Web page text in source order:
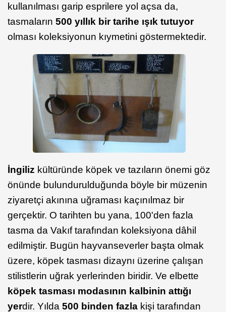
kullanılması garip esprilere yol açsa da,
tasmaların 500 yıllık bir tarihe ışık tutuyor
olması koleksiyonun kıymetini göstermektedir.
İngiliz kültüründe köpek ve tazıların önemi göz
önünde bulundurulduğunda böyle bir müzenin
ziyaretçi akınına uğraması kaçınılmaz bir
gerçektir. O tarihten bu yana, 100'den fazla
tasma da Vakıf tarafından koleksiyona dâhil
edilmiştir. Bugün hayvanseverler başta olmak
üzere, köpek tasması dizaynı üzerine çalışan
stilistlerin uğrak yerlerinden biridir. Ve elbette
köpek tasması modasının kalbinin attığı
yerdir. Yılda 500 binden fazla kişi tarafından